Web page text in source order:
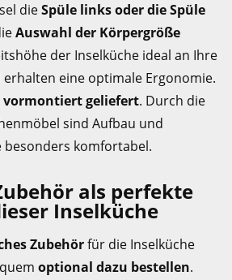
dieSpüle links oder die Spüle
Auswahl der Körpergröße
der Inselküche ideal an Ihre
eine optimale Ergonomie.
vormontiert geliefert. Durch die
sind Aufbau und
besonders komfortabel.
als perfekte
Inselküche
Zubehörfür die Inselküche
optional dazu bestellen.